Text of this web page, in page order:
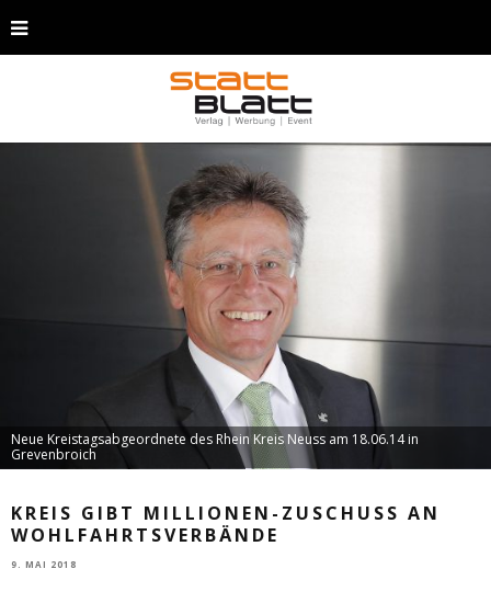
Neue Kreistagsabgeordnete des Rhein Kreis Neuss am 18.06.14 in
Grevenbroich
KREIS GIBT MILLIONEN-ZUSCHUSS AN
WOHLFAHRTSVERBÄNDE
9. MAI 2018